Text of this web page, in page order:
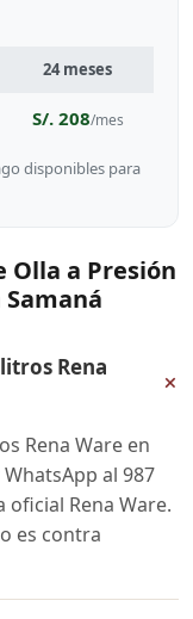
24 meses
S/. 208/mes
disponibles para
a Presión
Rena
+
Rena Ware en
al 987
oficial Rena Ware.
es contra